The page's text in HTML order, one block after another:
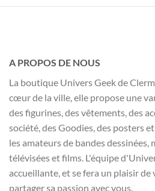
A PROPOS DE NOUS
La boutique Univers Geek de
cœur de la ville, elle propose une
des figurines, des vêtements, des
société, des Goodies, des posters
les amateurs de bandes dessinées,
télévisées et films. L'équipe
accueillante, et se fera un plaisir de
partager sa passion avec vous.